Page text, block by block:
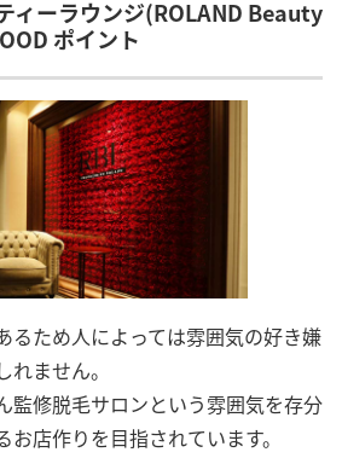
ィーラウンジ(ROLAND Beauty
ポイント
るため人によっては雰囲気の好き嫌
ません。
監修脱毛サロンという雰囲気を存分
店作りを目指されています。